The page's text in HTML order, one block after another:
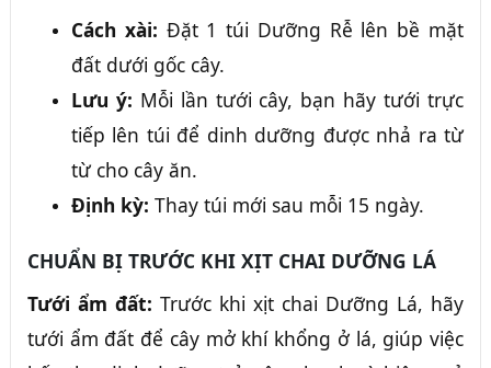
Cách xài: Đặt 1 túi Dưỡng Rễ lên bề mặt
đất dưới gốc cây.
Lưu ý: Mỗi lần tưới cây, bạn hãy tưới trực
tiếp lên túi để dinh dưỡng được nhả ra từ
từ cho cây ăn.
Định kỳ: Thay túi mới sau mỗi 15 ngày.
CHUẨN BỊ TRƯỚC KHI XỊT CHAI DƯỠNG LÁ
Tưới ẩm đất: Trước khi xịt chai Dưỡng Lá, hãy
tưới ẩm đất để cây mở khí khổng ở lá, giúp việc